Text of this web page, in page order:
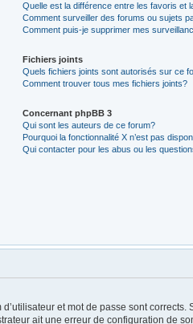
Quelle est la différence entre les favoris et
Comment surveiller des forums ou sujets
Comment puis-je supprimer mes
Fichiers joints
Quels fichiers joints sont autorisés sur ce
Comment trouver tous mes fichiers joints?
Concernant phpBB 3
Qui sont les auteurs de ce forum?
Pourquoi la fonctionnalité X n’est pas
Qui contacter pour les abus ou les
et mot de passe sont corrects.
ait une erreur de configuration de